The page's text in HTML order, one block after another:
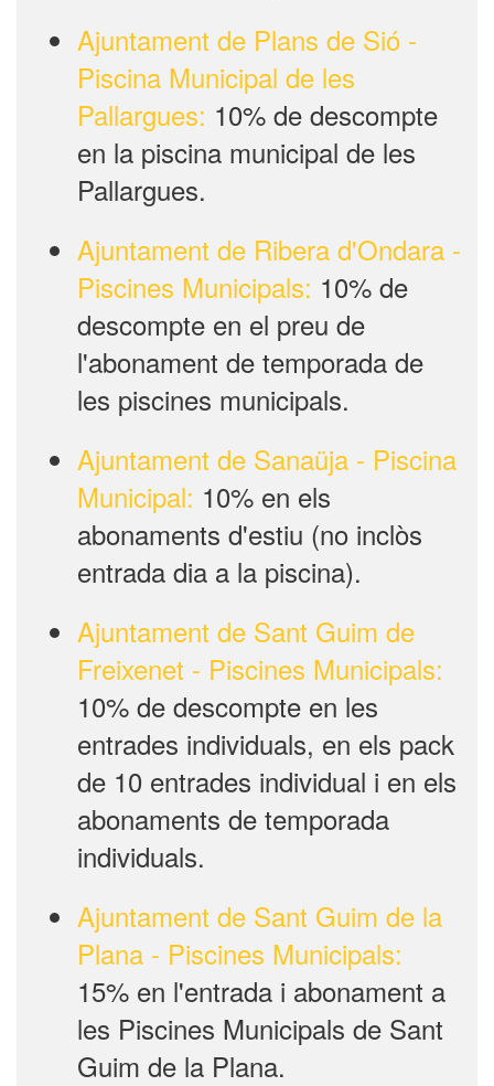
Ajuntament de Plans de Sió -
Piscina Municipal de les
Pallargues: 10% de descompte
en la piscina municipal de les
Pallargues.
Ajuntament de Ribera d'Ondara -
Piscines Municipals: 10% de
descompte en el preu de
l'abonament de temporada de
les piscines municipals.
Ajuntament de Sanaüja - Piscina
Municipal: 10% en els
abonaments d'estiu (no inclòs
entrada dia a la piscina).
Ajuntament de Sant Guim de
Freixenet - Piscines Municipals:
10% de descompte en les
entrades individuals, en els pack
de 10 entrades individual i en els
abonaments de temporada
individuals.
Ajuntament de Sant Guim de la
Plana - Piscines Municipals:
15% en l'entrada i abonament a
les Piscines Municipals de Sant
Guim de la Plana.